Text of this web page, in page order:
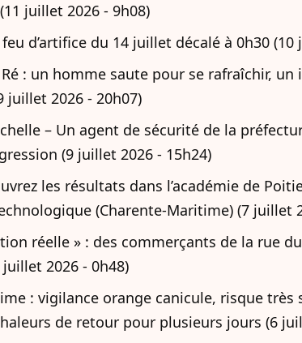
juillet 2026 - 9h08)
d’artifice du 14 juillet décalé à 0h30 (10
Ré : un homme saute pour se rafraîchir,
juillet 2026 - 20h07)
– Un agent de sécurité de la
(9 juillet 2026 - 15h24)
les résultats dans l’académie de
(Charente-Maritime) (7 juillet
réelle » : des commerçants de la rue
juillet 2026 - 0h48)
: vigilance orange canicule, risque très
de retour pour plusieurs jours (6